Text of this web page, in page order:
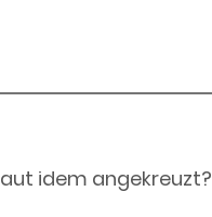
aut idem angekreuzt?